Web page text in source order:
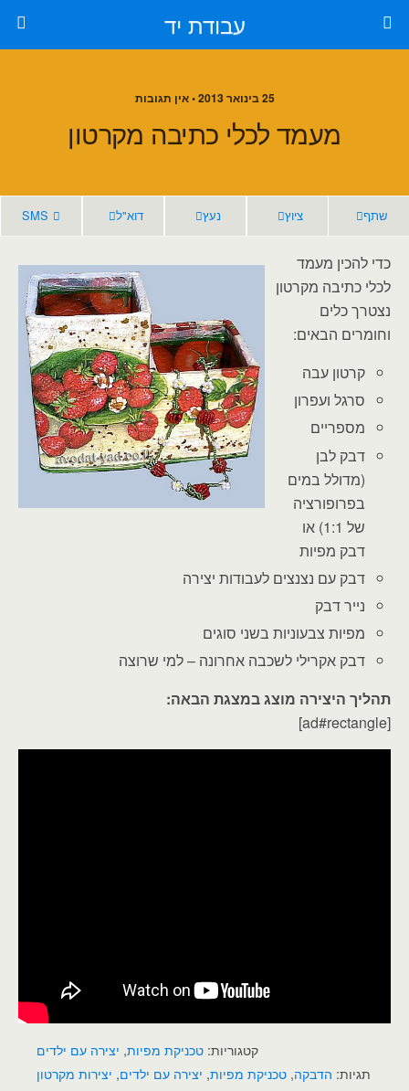
עבודת יד
25 בינואר 2013 • אין תגובות
מעמד לכלי כתיבה מקרטון
שתף ציוץ נעץ דוא"ל SMS
כדי להכין מעמד
לכלי כתיבה מקרטון
נצטרך כלים
וחומרים הבאים:
קרטון עבה
סרגל ועפרון
מספריים
דבק לבן
(מדולל במים
בפרופורציה
של 1:1) או
דבק מפיות
דבק עם נצנצים לעבודות יצירה
נייר דבק
מפיות צבעוניות בשני סוגים
דבק אקרילי לשכבה אחרונה – למי שרוצה
תהליך היצירה מוצג במצגת הבאה:
[ad#rectangle]
קטגוריות: טכניקת מפיות, יצירה עם ילדים
תגיות: הדבקה, טכניקת מפיות, יצירה עם ילדים, יצירות מקרטון